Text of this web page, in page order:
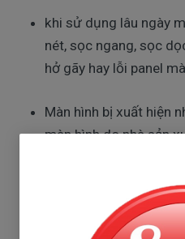
khi sử dụng lâu ngày
nét, sọc ngang, sọc
hở gãy hay lỗi panel
Màn hình bị xuất hiện
màn hình do nhà sản
lỏng trong quá trình